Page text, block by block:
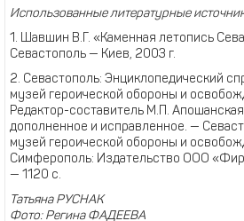
Использованные литературные
1. Шавшин В.Г. «Каменная летопись
Севастополь — Киев, 2003 г.
2. Севастополь: Энциклопедический
музей героической обороны и
Редактор-составитель М.П.
дополненное и исправленное. —
музей героической обороны и
Симферополь: Издательство ООО
— 1120 с.
Татьяна РУСНАК
Фото: Регина ФАДЕЕВА